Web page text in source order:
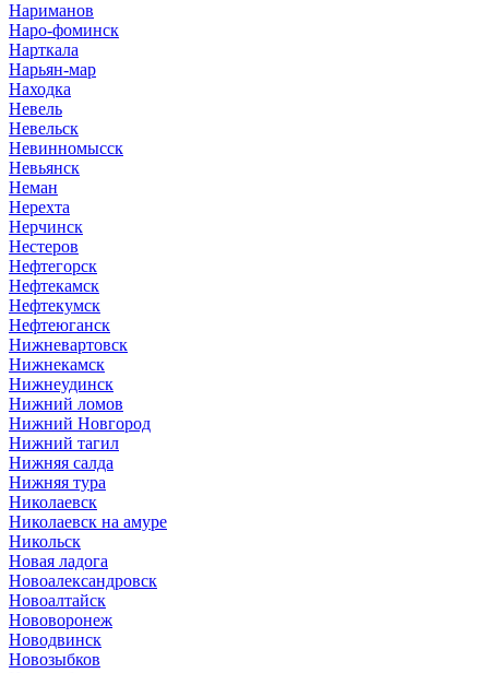
Нариманов
Наро-фоминск
Нарткала
Нарьян-мар
Находка
Невель
Невельск
Невинномысск
Невьянск
Неман
Нерехта
Нерчинск
Нестеров
Нефтегорск
Нефтекамск
Нефтекумск
Нефтеюганск
Нижневартовск
Нижнекамск
Нижнеудинск
Нижний ломов
Нижний Новгород
Нижний тагил
Нижняя салда
Нижняя тура
Николаевск
Николаевск на амуре
Никольск
Новая ладога
Новоалександровск
Новоалтайск
Нововоронеж
Новодвинск
Новозыбков